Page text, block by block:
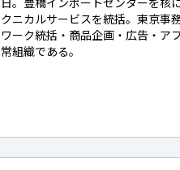
クニカルサービスを統括。東京事
ワーク統括・商品企画・広告・ア
常組織である。